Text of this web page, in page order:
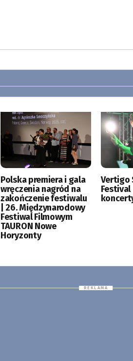
Polska premiera i gala
wręczenia nagród na
zakończenie festiwalu
| 26. Międzynarodowy
Festiwal Filmowym
TAURON Nowe
Horyzonty
Vertigo